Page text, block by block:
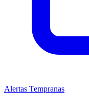
Alertas Tempranas